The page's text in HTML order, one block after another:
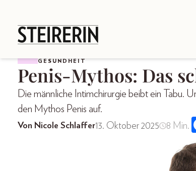
GESUNDHEIT
Penis-Mythos: Das
Die männliche Intimchirurgie beibt ein Tabu.
den Mythos Penis auf.
Von Nicole Schlaffer13. Oktober 2025 8 Min.